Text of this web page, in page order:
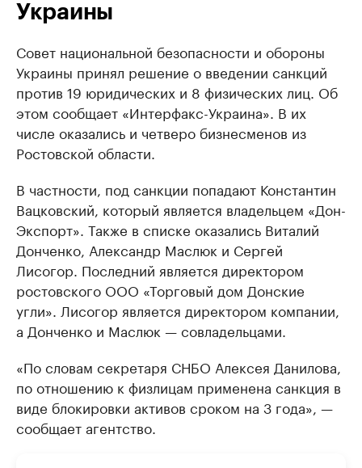
Украины
Совет национальной безопасности и обороны
Украины принял решение о введении санкций
против 19 юридических и 8 физических лиц. Об
этом сообщает «Интерфакс-Украина». В их
числе оказались и четверо бизнесменов из
Ростовской области.
В частности, под санкции попадают Константин
Вацковский, который является владельцем «Дон-
Экспорт». Также в списке оказались Виталий
Донченко, Александр Маслюк и Сергей
Лисогор. Последний является директором
ростовского ООО «Торговый дом Донские
угли». Лисогор является директором компании,
а Донченко и Маслюк — совладельцами.
«По словам секретаря СНБО Алексея Данилова,
по отношению к физлицам применена санкция в
виде блокировки активов сроком на 3 года», —
сообщает агентство.